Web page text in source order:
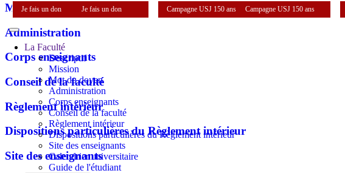
Je fais un don Je fais un don Campagne USJ 150 ans Campagne USJ 150 ans
La Faculté
Descriptif
Mission
Mot du doyen
Administration
Corps enseignants
Conseil de la faculté
Règlement intérieur
Dispositions particulières du Règlement intérieur
Site des enseignants
Calendrier universitaire
Guide de l'étudiant
Mot du doyen
Administration
Corps enseignants
Conseil de la faculté
Règlement intérieur
Dispositions particulières du Règlement intérieur
Site des enseignants